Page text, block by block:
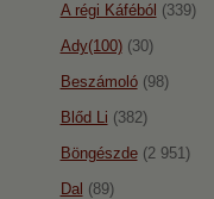
A régi Káféból (339)
Ady(100)(30)
Beszámoló(98)
Blőd Li (382)
Böngészde(2 951)
Dal (89)